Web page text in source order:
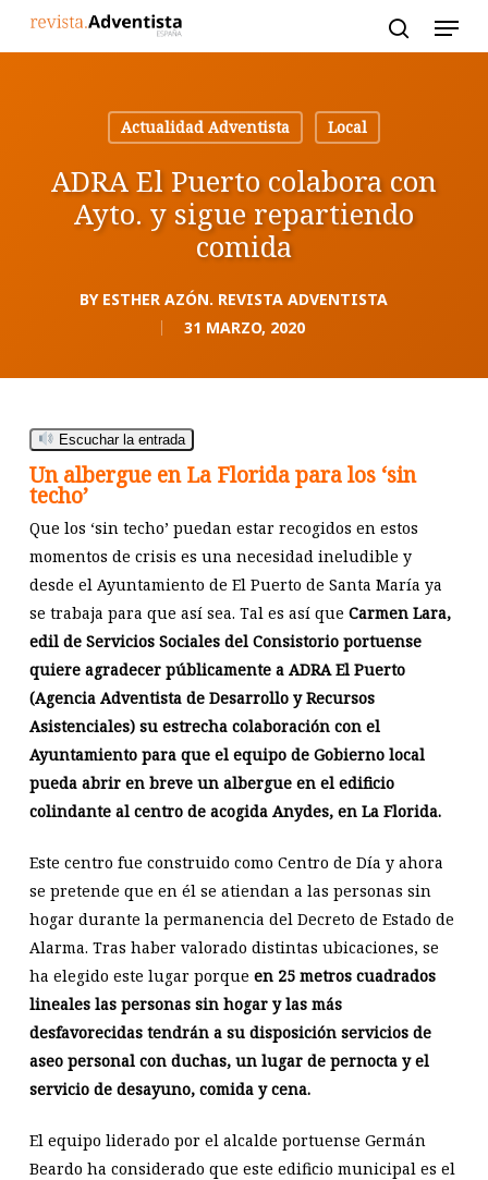
Actualidad Adventista
Local
ADRA El Puerto colabora con
Ayto. y sigue repartiendo
comida
BY ESTHER AZÓN. REVISTA ADVENTISTA
31 MARZO, 2020
Escuchar la entrada
Un albergue en La Florida para los ‘sin
techo’
Que los ‘sin techo’ puedan estar recogidos en estos
momentos de crisis es una necesidad ineludible y
desde el Ayuntamiento de El Puerto de Santa María ya
se trabaja para que así sea. Tal es así que Carmen Lara,
edil de Servicios Sociales del Consistorio portuense
quiere agradecer públicamente a ADRA El Puerto
(Agencia Adventista de Desarrollo y Recursos
Asistenciales) su estrecha colaboración con el
Ayuntamiento para que el equipo de Gobierno local
pueda abrir en breve un albergue en el edificio
colindante al centro de acogida Anydes, en La Florida.
Este centro fue construido como Centro de Día y ahora
se pretende que en él se atiendan a las personas sin
hogar durante la permanencia del Decreto de Estado de
Alarma. Tras haber valorado distintas ubicaciones, se
ha elegido este lugar porque en 25 metros cuadrados
lineales las personas sin hogar y las más
desfavorecidas tendrán a su disposición servicios de
aseo personal con duchas, un lugar de pernocta y el
servicio de desayuno, comida y cena.
El equipo liderado por el alcalde portuense Germán
Beardo ha considerado que este edificio municipal es el